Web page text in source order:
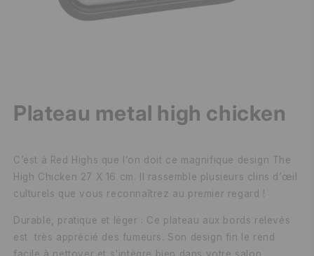
Plateau metal high chicken
C’est à Red Highs que l’on doit ce magnifique design The
High Chicken 27 X 16 cm. Il rassemble plusieurs clins d’œil
culturels que vous reconnaîtrez au premier regard !
Durable, pratique et léger : Ce plateau aux bords relevés
est très apprécié des fumeurs. Son design fin le rend
facile à nettoyer et s'intègre bien dans votre salon.